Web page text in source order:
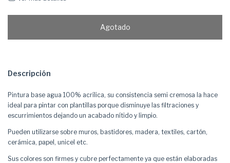
Descripción
Pintura base agua 100% acrílica, su consistencia semi cremosa la hace
ideal para pintar con plantillas porque disminuye las filtraciones y
escurrimientos dejando un acabado nítido y limpio.
Pueden utilizarse sobre muros, bastidores, madera, textiles, cartón,
cerámica, papel, unicel etc.
Sus colores son firmes y cubre perfectamente ya que están elaboradas